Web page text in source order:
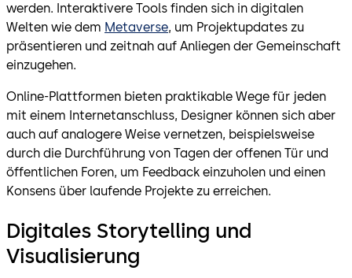
werden. Interaktivere Tools finden sich in digitalen
Welten wie dem Metaverse, um Projektupdates zu
präsentieren und zeitnah auf Anliegen der Gemeinschaft
einzugehen.
Online-Plattformen bieten praktikable Wege für jeden
mit einem Internetanschluss, Designer können sich aber
auch auf analogere Weise vernetzen, beispielsweise
durch die Durchführung von Tagen der offenen Tür und
öffentlichen Foren, um Feedback einzuholen und einen
Konsens über laufende Projekte zu erreichen.
Digitales Storytelling und
Visualisierung